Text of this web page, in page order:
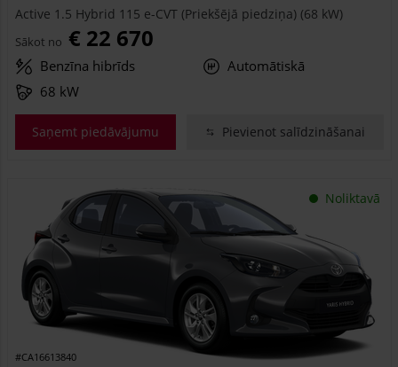
Active 1.5 Hybrid 115 e-CVT (Priekšējā piedziņa) (68 kW)
Sākot no € 22 670
Benzīna hibrīds
Automātiskā
68 kW
Saņemt piedāvājumu Pievienot salīdzināšanai
Noliktavā
#CA16613840